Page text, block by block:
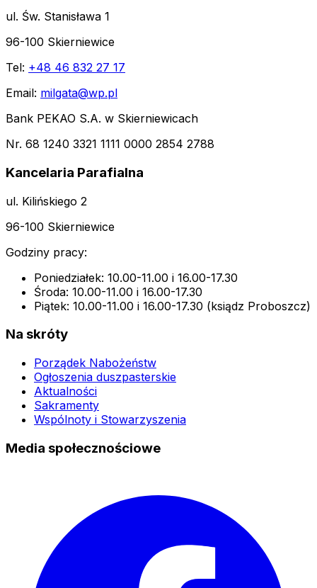
ul. Św. Stanisława 1
96-100 Skierniewice
Tel: +48 46 832 27 17
Email: milgata@wp.pl
Bank PEKAO S.A. w Skierniewicach
Nr. 68 1240 3321 1111 0000 2854 2788
Kancelaria Parafialna
ul. Kilińskiego 2
96-100 Skierniewice
Godziny pracy:
Poniedziałek: 10.00-11.00 i 16.00-17.30
Środa: 10.00-11.00 i 16.00-17.30
Piątek: 10.00-11.00 i 16.00-17.30 (ksiądz Proboszcz)
Na skróty
Porządek Nabożeństw
Ogłoszenia duszpasterskie
Aktualności
Sakramenty
Wspólnoty i Stowarzyszenia
Media społecznościowe